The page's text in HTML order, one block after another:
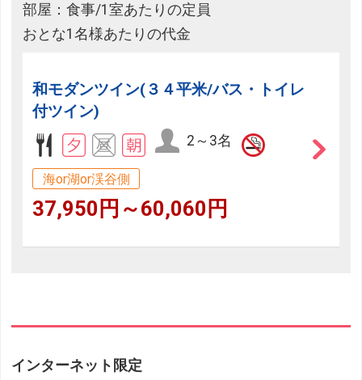
部屋：食事/1室あたりの定員
おとな1名様あたりの代金
和モダンツイン(３４平米/バス・トイレ
付ツイン)
2～3名
海or湖or渓谷側
37,950円～60,060円
インターネット限定